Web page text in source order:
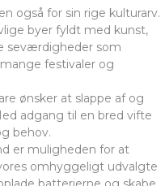
også for sin rige kulturarv.
byer fyldt med kunst,
seværdigheder som
festivaler og
ønsker at slappe af og
adgang til en bred vifte
behov.
er muligheden for at
omhyggeligt udvalgte